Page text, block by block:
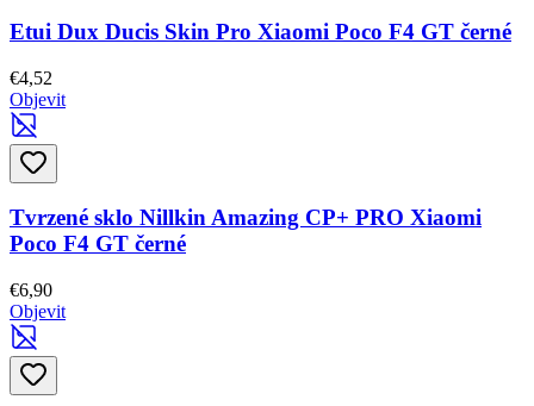
Etui Dux Ducis Skin Pro Xiaomi Poco F4 GT černé
€4,52
Objevit
Tvrzené sklo Nillkin Amazing CP+ PRO Xiaomi
Poco F4 GT černé
€6,90
Objevit